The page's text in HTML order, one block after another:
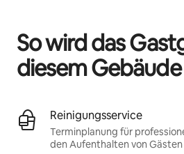
So wird das
diesem
Reinigungsservice
Terminplanung für
den Aufenthalten von Gästen